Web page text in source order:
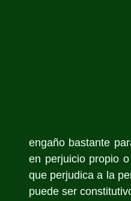
engaño bastante
en perjuicio propio
que perjudica a la
puede ser